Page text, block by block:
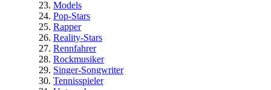
Models
Pop-Stars
Rapper
Reality-Stars
Rennfahrer
Rockmusiker
Singer-Songwriter
Tennisspieler